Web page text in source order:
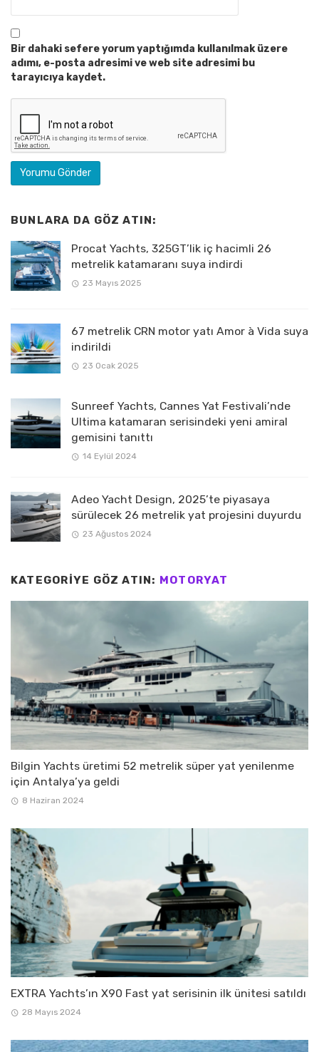
Bir dahaki sefere yorum yaptığımda kullanılmak üzere
adımı, e-posta adresimi ve web site adresimi bu
tarayıcıya kaydet.
BUNLARA DA GÖZ ATIN:
Procat Yachts, 325GT’lik iç hacimli 26
metrelik katamaranı suya indirdi
23 Mayıs 2025
67 metrelik CRN motor yatı Amor à Vida suya
indirildi
23 Ocak 2025
Sunreef Yachts, Cannes Yat Festivali’nde
Ultima katamaran serisindeki yeni amiral
gemisini tanıttı
14 Eylül 2024
Adeo Yacht Design, 2025’te piyasaya
sürülecek 26 metrelik yat projesini duyurdu
23 Ağustos 2024
KATEGORIYE GÖZ ATIN: MOTORYAT
Bilgin Yachts üretimi 52 metrelik süper yat yenilenme
için Antalya’ya geldi
8 Haziran 2024
EXTRA Yachts’ın X90 Fast yat serisinin ilk ünitesi satıldı
28 Mayıs 2024